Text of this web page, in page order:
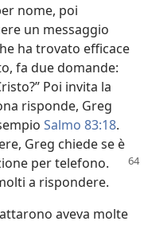
nome, poi
un messaggio
ha trovato efficace
fa due domande:
Poi invita la
risponde, Greg
Salmo 83:18.
Greg chiede se è
per telefono.
a rispondere.
aveva molte